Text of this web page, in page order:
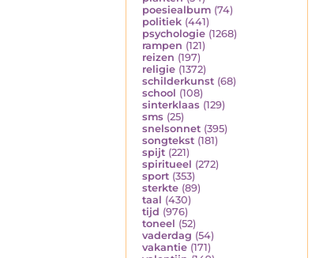
poesiealbum (74)
politiek (441)
psychologie (1268)
rampen (121)
reizen (197)
religie (1372)
schilderkunst (68)
school (108)
sinterklaas (129)
sms (25)
snelsonnet (395)
songtekst (181)
spijt (221)
spiritueel (272)
sport (353)
sterkte (89)
taal (430)
tijd (976)
toneel (52)
vaderdag (54)
vakantie (171)